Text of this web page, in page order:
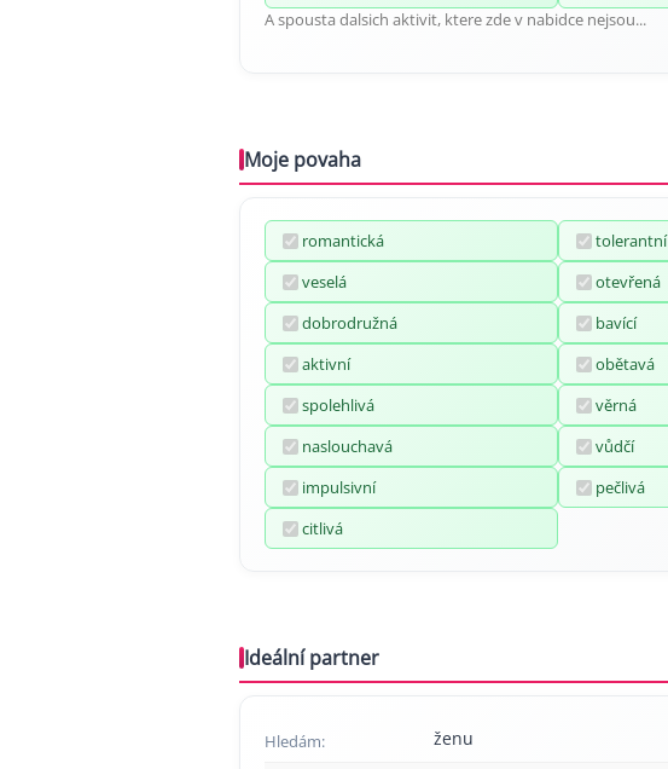
A spousta dalsich aktivit, ktere zde v nabidce nejsou...
Moje povaha
romantická
tolerantní
veselá
otevřená
dobrodružná
bavící
aktivní
obětavá
spolehlivá
věrná
naslouchavá
vůdčí
impulsivní
pečlivá
citlivá
Ideální partner
Hledám: ženu